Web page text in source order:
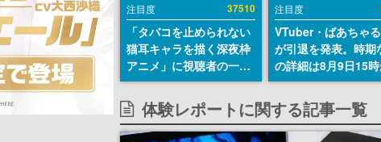
注目度 37510
「タバコを止められない
猫耳キャラを描く深夜枠
アニメ」に視聴者の一部
から批判意見。違法薬物
の使用と思しき描写も含
めて、BPOが議論を交わ
す
注目度
VTuber・ばあちゃ
が引退を発表。時期
の詳細は8月9日15
の配信で説明
体験レポートに関する記事一覧